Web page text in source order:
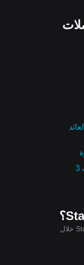
تحويل الأصول باستخدام محفظة الويب 3
تعرف على كيفية الحصول على أول Starknet خلال